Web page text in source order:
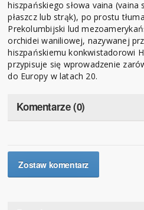
hiszpańskiego słowa vaina (vaina
płaszcz lub strąk), po prostu
Prekolumbijski lud
orchidei waniliowej, nazywanej
hiszpańskiemu konkwistadorowi
przypisuje się wprowadzenie
do Europy w latach 20.
Komentarze (0)
Zostaw komentarz